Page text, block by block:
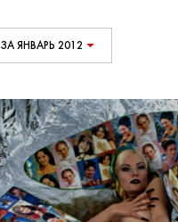
ЗА ЯНВАРЬ 2012